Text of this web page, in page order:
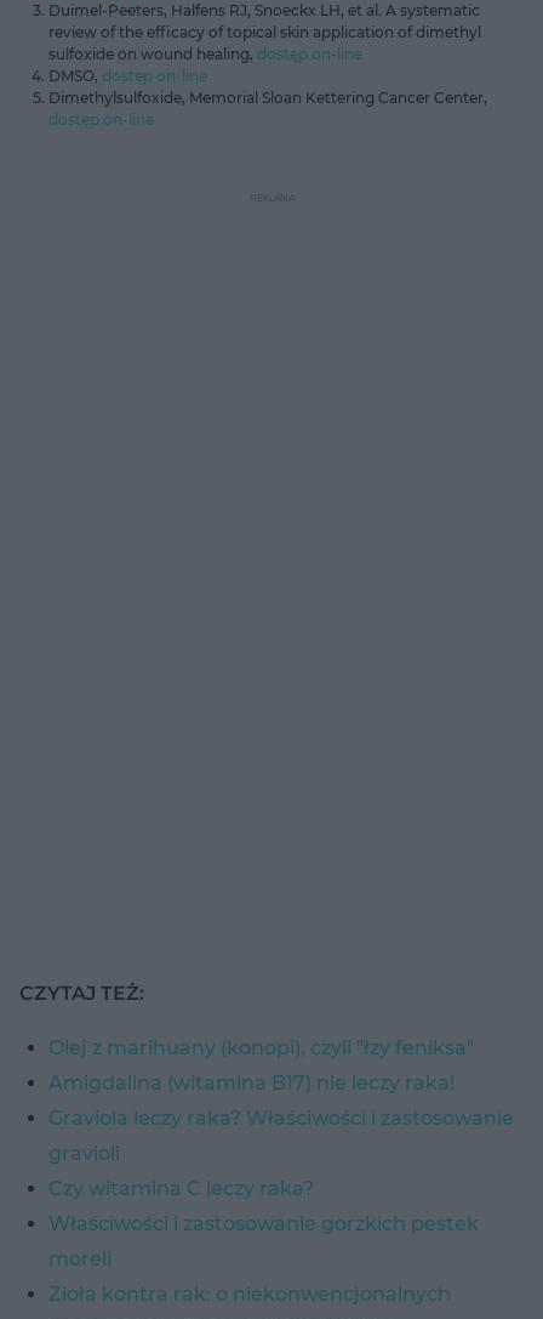
Duimel-Peeters, Halfens RJ, Snoeckx LH, et al. A systematic
review of the efficacy of topical skin application of dimethyl
sulfoxide on wound healing, dostęp on-line
DMSO, dostęp on-line
Dimethylsulfoxide, Memorial Sloan Kettering Cancer Center,
dostęp on-line
CZYTAJ TEŻ:
Olej z marihuany (konopi), czyli "łzy feniksa"
Amigdalina (witamina B17) nie leczy raka!
Graviola leczy raka? Właściwości i zastosowanie
gravioli
Czy witamina C leczy raka?
Właściwości i zastosowanie gorzkich pestek
moreli
Zioła kontra rak: o niekonwencjonalnych